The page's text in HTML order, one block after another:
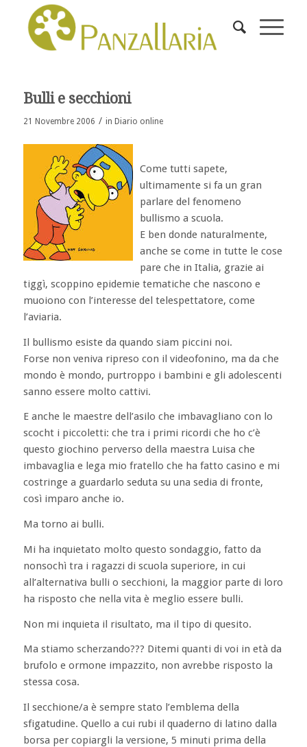
Bulli e secchioni
21 Novembre 2006 / in Diario online
Come tutti sapete,
ultimamente si fa un gran
parlare del fenomeno
bullismo a scuola.
E ben donde naturalmente,
anche se come in tutte le cose
pare che in Italia, grazie ai
tiggì, scoppino epidemie tematiche che nascono e
muoiono con l’interesse del telespettatore, come
l’aviaria.
Il bullismo esiste da quando siam piccini noi.
Forse non veniva ripreso con il videofonino, ma da che
mondo è mondo, purtroppo i bambini e gli adolescenti
sanno essere molto cattivi.
E anche le maestre dell’asilo che imbavagliano con lo
scocht i piccoletti: che tra i primi ricordi che ho c’è
questo giochino perverso della maestra Luisa che
imbavaglia e lega mio fratello che ha fatto casino e mi
costringe a guardarlo seduta su una sedia di fronte,
così imparo anche io.
Ma torno ai bulli.
Mi ha inquietato molto questo sondaggio, fatto da
nonsochì tra i ragazzi di scuola superiore, in cui
all’alternativa bulli o secchioni, la maggior parte di loro
ha risposto che nella vita è meglio essere bulli.
Non mi inquieta il risultato, ma il tipo di quesito.
Ma stiamo scherzando??? Ditemi quanti di voi in età da
brufolo e ormone impazzito, non avrebbe risposto la
stessa cosa.
Il secchione/a è sempre stato l’emblema della
sfigatudine. Quello a cui rubi il quaderno di latino dalla
borsa per copiargli la versione, 5 minuti prima della